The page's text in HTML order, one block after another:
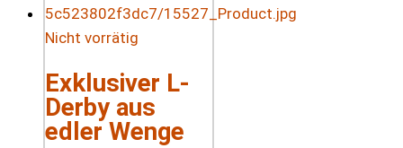
Nicht vorrätig
Exklusiver L-
Derby aus
edler Wenge